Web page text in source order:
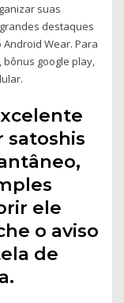
suas
destaques
Wear. Para
bônus google play,
satoshis
ele
o aviso
de